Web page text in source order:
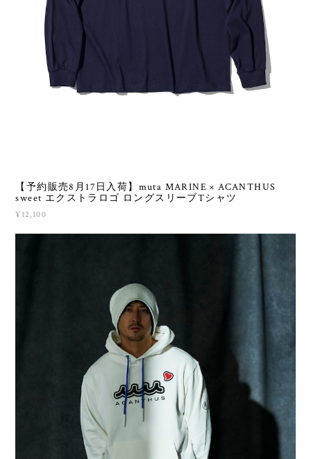
【予約販売8月17日入荷】muta MARINE × ACANTHUS
sweet エクストラロゴ ロングスリーブTシャツ
¥12,100